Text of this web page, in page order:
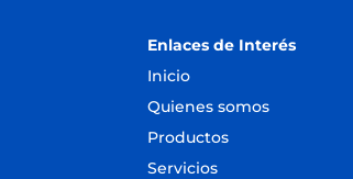
Enlaces de Interés
Inicio
Quienes somos
Productos
Servicios